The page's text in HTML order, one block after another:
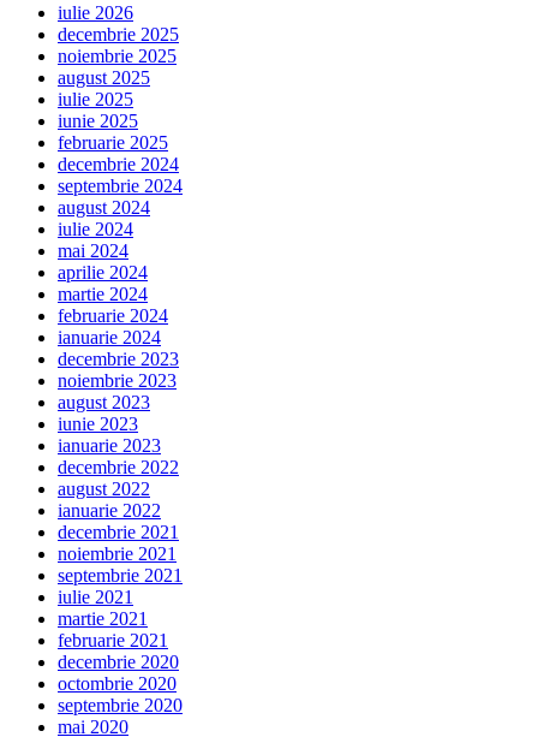
iulie 2026
decembrie 2025
noiembrie 2025
august 2025
iulie 2025
iunie 2025
februarie 2025
decembrie 2024
septembrie 2024
august 2024
iulie 2024
mai 2024
aprilie 2024
martie 2024
februarie 2024
ianuarie 2024
decembrie 2023
noiembrie 2023
august 2023
iunie 2023
ianuarie 2023
decembrie 2022
august 2022
ianuarie 2022
decembrie 2021
noiembrie 2021
septembrie 2021
iulie 2021
martie 2021
februarie 2021
decembrie 2020
octombrie 2020
septembrie 2020
mai 2020